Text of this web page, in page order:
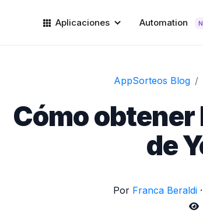
Aplicaciones Automation
AppSorteos Blog
Cómo obtener
de
Por Franca Beraldi·